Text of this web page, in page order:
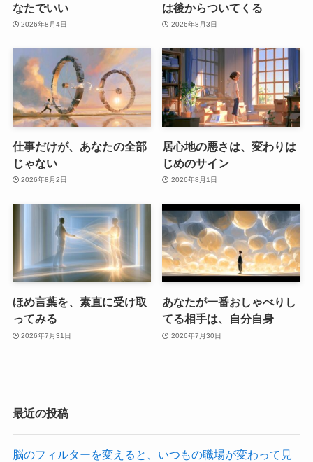
なたでいい
2026年8月4日
は後からついてくる
2026年8月3日
仕事だけが、あなたの全部
じゃない
2026年8月2日
居心地の悪さは、変わりは
じめのサイン
2026年8月1日
ほめ言葉を、素直に受け取
ってみる
2026年7月31日
あなたが一番おしゃべりし
てる相手は、自分自身
2026年7月30日
最近の投稿
脳のフィルターを変えると、いつもの職場が変わって見